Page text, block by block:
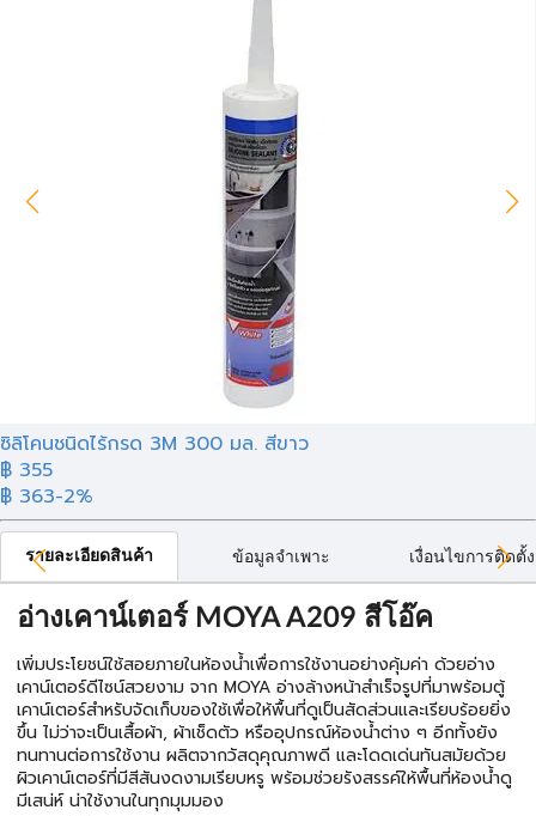
ซิลิโคนชนิดไร้กรด 3M 300 มล. สีขาว
฿ 355
฿ 363-2%
รายละเอียดสินค้า ข้อมูลจำเพาะ เงื่อนไขการติดตั้ง
อ่างเคาน์เตอร์ MOYA A209 สีโอ๊ค
เพิ่มประโยชน์ใช้สอยภายในห้องน้ำเพื่อการใช้งานอย่างคุ้มค่า ด้วยอ่าง
เคาน์เตอร์ดีไซน์สวยงาม จาก MOYA อ่างล้างหน้าสำเร็จรูปที่มาพร้อมตู้
เคาน์เตอร์สำหรับจัดเก็บของใช้เพื่อให้พื้นที่ดูเป็นสัดส่วนและเรียบร้อยยิ่ง
ขึ้น ไม่ว่าจะเป็นเสื้อผ้า, ผ้าเช็ดตัว หรืออุปกรณ์ห้องน้ำต่าง ๆ อีกทั้งยัง
ทนทานต่อการใช้งาน ผลิตจากวัสดุคุณภาพดี และโดดเด่นทันสมัยด้วย
ผิวเคาน์เตอร์ที่มีสีสันงดงามเรียบหรู พร้อมช่วยรังสรรค์ให้พื้นที่ห้องน้ำดู
มีเสน่ห์ น่าใช้งานในทุกมุมมอง